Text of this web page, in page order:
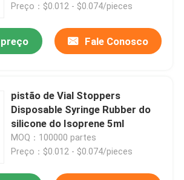
Preço：$0.012 - $0.074/pieces
Fale Conosco
pistão de Vial Stoppers
Disposable Syringe Rubber do
silicone do Isoprene 5ml
MOQ：100000 partes
Preço：$0.012 - $0.074/pieces